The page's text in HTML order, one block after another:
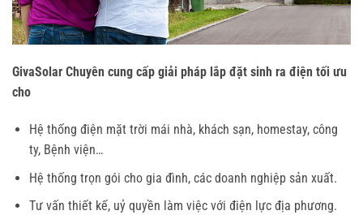
GivaSolar Chuyên cung cấp giải pháp lắp đặt sinh ra điện tối ưu
cho
Hệ thống điện mặt trời mái nhà, khách sạn, homestay, công
ty, Bệnh viện…
Hệ thống trọn gói cho gia đình, các doanh nghiệp sản xuất.
Tư vấn thiết kế, uỷ quyền làm việc với điện lực địa phương.